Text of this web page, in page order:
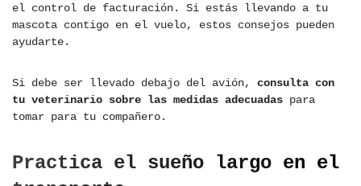
el control de facturación. Si estás llevando a tu
mascota contigo en el vuelo, estos consejos pueden
ayudarte.
Si debe ser llevado debajo del avión, consulta con
tu veterinario sobre las medidas adecuadas para
tomar para tu compañero.
Practica el sueño largo en el